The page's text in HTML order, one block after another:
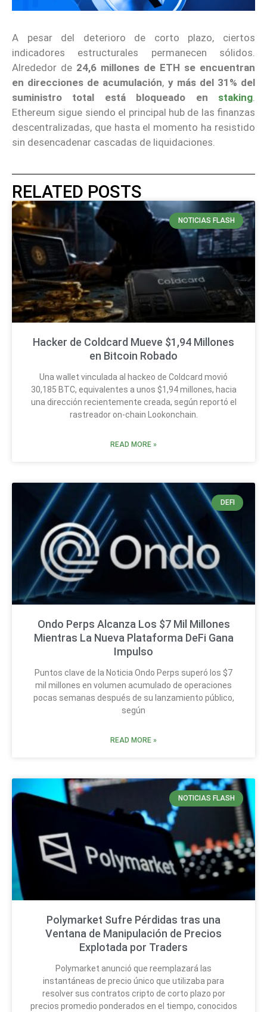
A pesar del deterioro de corto plazo, ciertos
indicadores estructurales permanecen sólidos.
Alrededor de 24,6 millones de ETH se encuentran
en direcciones de acumulación, y más del 31% del
suministro total está bloqueado en staking
Ethereum sigue siendo el principal hub de las finanzas
descentralizadas, que hasta el momento ha resistido
sin desencadenar cascadas de liquidaciones.
RELATED POSTS
NOTICIAS FLASH
Hacker de Coldcard Mueve $1,94 Millones
en Bitcoin Robado
Una wallet vinculada al hackeo de Coldcard movió
30,185 BTC, equivalentes a unos $1,94 millones, hacia
una dirección recientemente creada, según reportó el
rastreador on-chain Lookonchain.
READ MORE »
DEFI
Ondo Perps Alcanza Los $7 Mil Millones
Mientras La Nueva Plataforma DeFi Gana
Impulso
Puntos clave de la Noticia Ondo Perps superó los $7
mil millones en volumen acumulado de operaciones
pocas semanas después de su lanzamiento público,
según
READ MORE »
NOTICIAS FLASH
Polymarket Sufre Pérdidas tras una
Ventana de Manipulación de Precios
Explotada por Traders
Polymarket anunció que reemplazará las
instantáneas de precio único que utilizaba para
resolver sus contratos cripto de corto plazo por
precios promedio ponderados en el tiempo, conocidos